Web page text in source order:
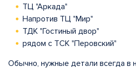
ТЦ "Аркада"
Напротив ТЦ "Мир"
ТДК "Гостиный двор"
рядом с ТСК "Перовский"
Обычно, нужные детали всегда в